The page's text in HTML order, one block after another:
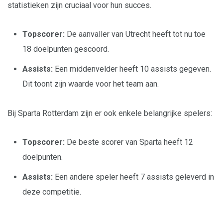
statistieken zijn cruciaal voor hun succes.
Topscorer: De aanvaller van Utrecht heeft tot nu toe
18 doelpunten gescoord.
Assists: Een middenvelder heeft 10 assists gegeven.
Dit toont zijn waarde voor het team aan.
Bij Sparta Rotterdam zijn er ook enkele belangrijke spelers:
Topscorer: De beste scorer van Sparta heeft 12
doelpunten.
Assists: Een andere speler heeft 7 assists geleverd in
deze competitie.